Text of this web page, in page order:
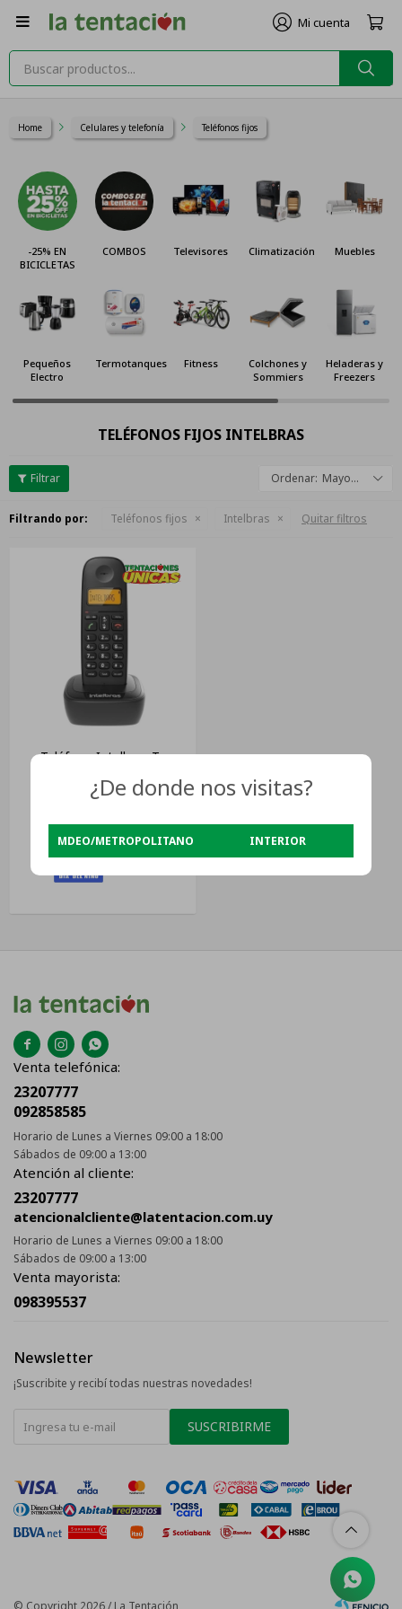

Home Celulares y telefonía Teléfonos fijos
-25% EN
BICICLETAS
COMBOS Televisores Climatización Muebles
Pequeños
Electro
Termotanques Fitness
Colchones y
Sommiers
Heladeras y
Freezers
TELÉFONOS FIJOS INTELBRAS
Mayor descuento
Filtrando por: Teléfonos fijos Intelbras Quitar filtros
Teléfono Intelbras Ts
Inalámbrico - Color Negro
USD54
USD41
  
Venta telefónica:
23207777
092858585
Horario de Lunes a Viernes 09:00 a 18:00
Sábados de 09:00 a 13:00
Atención al cliente:
23207777
atencionalcliente@latentacion.com.uy
Horario de Lunes a Viernes 09:00 a 18:00
Sábados de 09:00 a 13:00
Venta mayorista:
098395537
Newsletter
¡Suscribite y recibí todas nuestras novedades!
SUSCRIBIRME
¿De donde nos visitas?
MDEO/METROPOLITANO INTERIOR